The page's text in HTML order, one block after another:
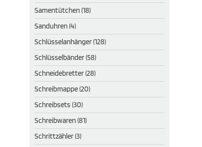
Samentütchen (18)
Sanduhren (4)
Schlüsselanhänger (128)
Schlüsselbänder (58)
Schneidebretter (28)
Schreibmappe (20)
Schreibsets (30)
Schreibwaren (81)
Schrittzähler (3)